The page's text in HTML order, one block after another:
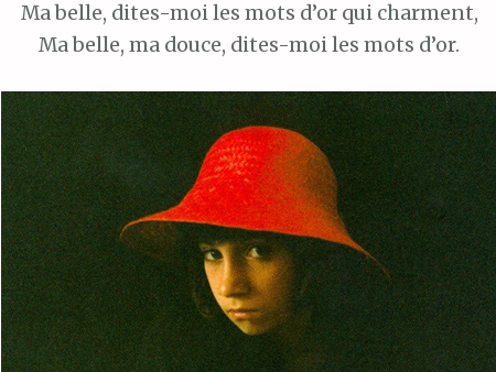
Ma belle, dites-moi les mots d’or qui charment,
Ma belle, ma douce, dites-moi les mots d’or.